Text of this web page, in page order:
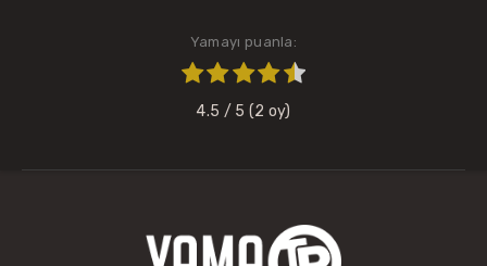
Yamayı puanla:
4.5 / 5 (2 oy)